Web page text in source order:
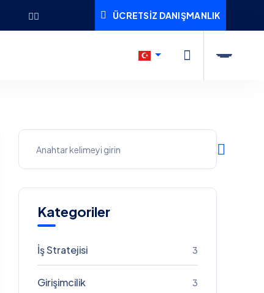
ÜCRETSIZ DANIŞMANLIK
Kategoriler
İş Stratejisi 3
Girişimcilik 3